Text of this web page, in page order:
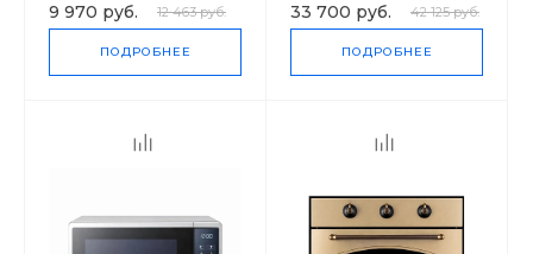
9 970 руб. 12 463 руб.
ПОДРОБНЕЕ
33 700 руб. 42 125 руб.
ПОДРОБНЕЕ